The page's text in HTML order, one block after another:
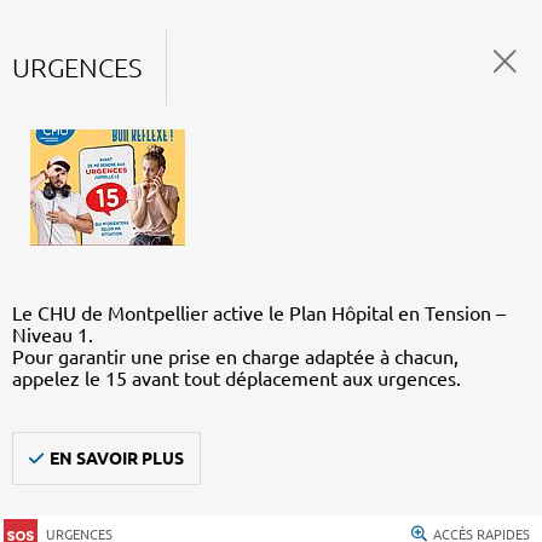
URGENCES
Le CHU de Montpellier active le Plan Hôpital en Tension –
Niveau 1.
Pour garantir une prise en charge adaptée à chacun,
appelez le 15 avant tout déplacement aux urgences.
EN SAVOIR PLUS
URGENCES ACCÈS RAPIDES